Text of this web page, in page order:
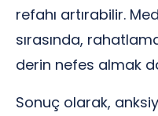
refahı artırabilir.
sırasında,
derin nefes almak
Sonuç olarak,